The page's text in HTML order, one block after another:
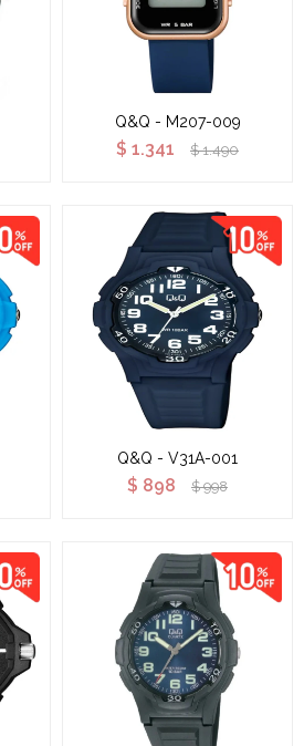
Q&Q - M207-009
$ 1.341 $ 1.490
Q&Q - V31A-001
$ 898 $ 998